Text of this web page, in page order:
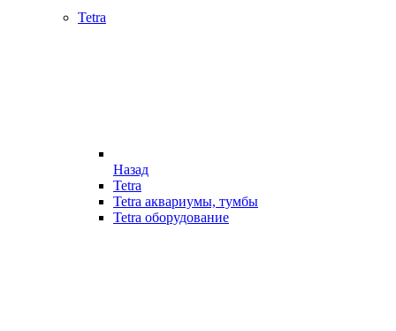
Tetra
Назад
Tetra
Tetra аквариумы, тумбы
Tetra оборудование